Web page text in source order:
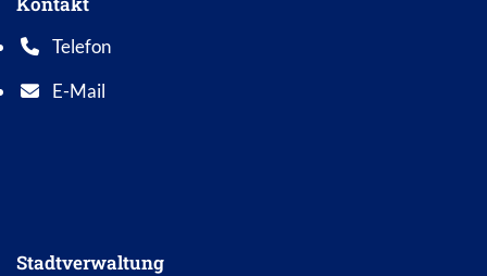
Telefon
Telefonnummer: 0 5 6 2 1 7 0 1 0
E-Mail
E-Mail Adresse: info@bad-wildungen.de
Stadtverwaltung